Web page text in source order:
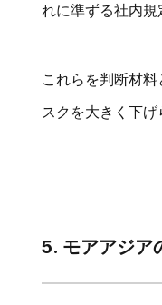
れに準ずる社内規
これらを判断材
スクを大きく下げ
5. モアアジア